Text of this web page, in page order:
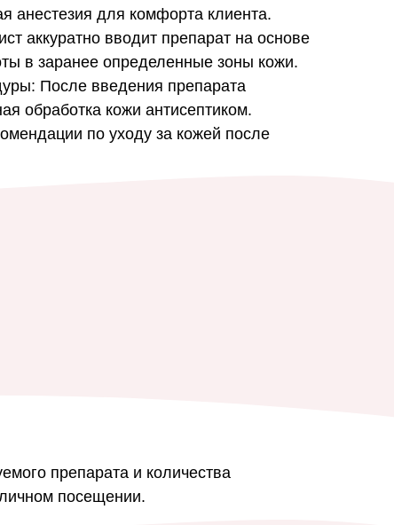
анестезия для комфорта клиента.
аккуратно вводит препарат на основе
в заранее определенные зоны кожи.
После введения препарата
обработка кожи антисептиком.
по уходу за кожей после
препарата и количества
посещении.